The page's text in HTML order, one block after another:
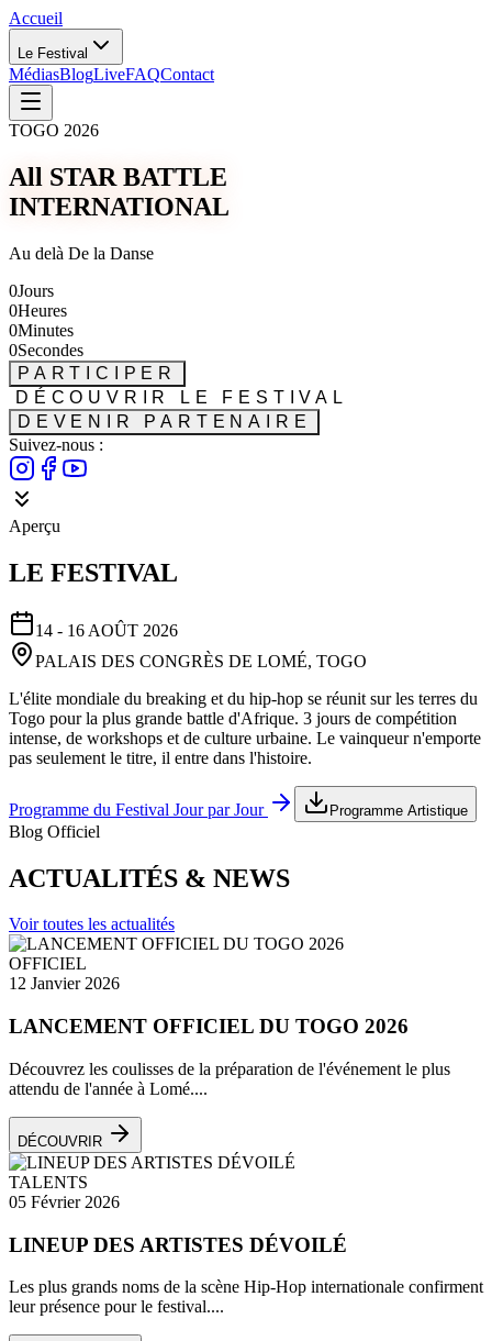
Accueil
Le Festival
MédiasBlogLiveFAQContact
TOGO 2026
All STAR BATTLE
INTERNATIONAL
Au delà De la Danse
0Jours
0Heures
0Minutes
0Secondes
PARTICIPER
DÉCOUVRIR LE FESTIVAL
DEVENIR PARTENAIRE
Suivez-nous :
Aperçu
LE FESTIVAL
14 - 16 AOÛT 2026
PALAIS DES CONGRÈS DE LOMÉ, TOGO
L'élite mondiale du breaking et du hip-hop se réunit sur les terres du
Togo pour la plus grande battle d'Afrique. 3 jours de compétition
intense, de workshops et de culture urbaine. Le vainqueur n'emporte
pas seulement le titre, il entre dans l'histoire.
Programme du Festival Jour par Jour Programme Artistique
Blog Officiel
ACTUALITÉS & NEWS
Voir toutes les actualités
OFFICIEL
12 Janvier 2026
LANCEMENT OFFICIEL DU TOGO 2026
Découvrez les coulisses de la préparation de l'événement le plus
attendu de l'année à Lomé....
DÉCOUVRIR
TALENTS
05 Février 2026
LINEUP DES ARTISTES DÉVOILÉ
Les plus grands noms de la scène Hip-Hop internationale confirment
leur présence pour le festival....